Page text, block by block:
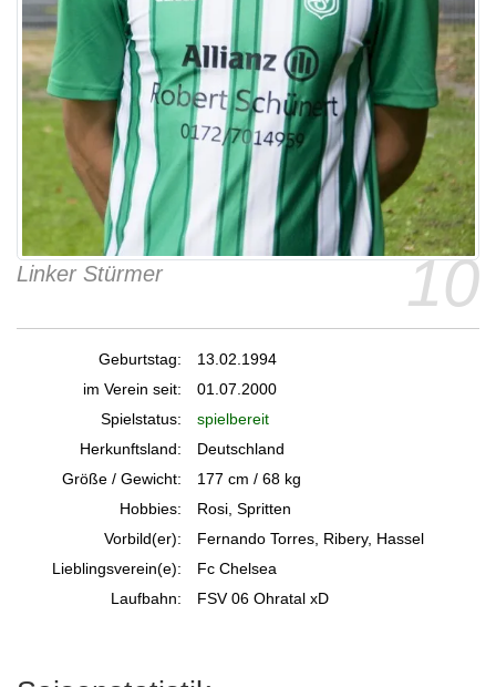
10
Linker Stürmer
Geburtstag:
13.02.1994
im Verein seit:
01.07.2000
Spielstatus:
spielbereit
Herkunftsland:
Deutschland
Größe / Gewicht:
177 cm / 68 kg
Hobbies:
Rosi, Spritten
Vorbild(er):
Fernando Torres, Ribery, Hassel
Lieblingsverein(e):
Fc Chelsea
Laufbahn:
FSV 06 Ohratal xD